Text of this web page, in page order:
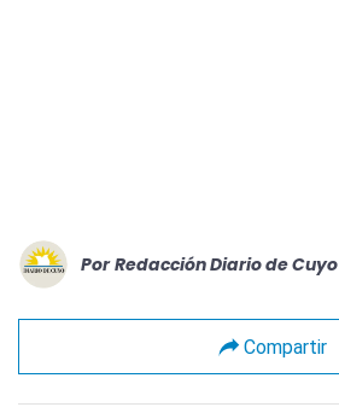
Por Redacción Diario de Cuyo
Compartir